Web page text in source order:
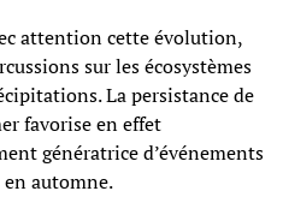
attention cette évolution,
sur les écosystèmes
La persistance de
favorise en effet
génératrice d’événements
automne.